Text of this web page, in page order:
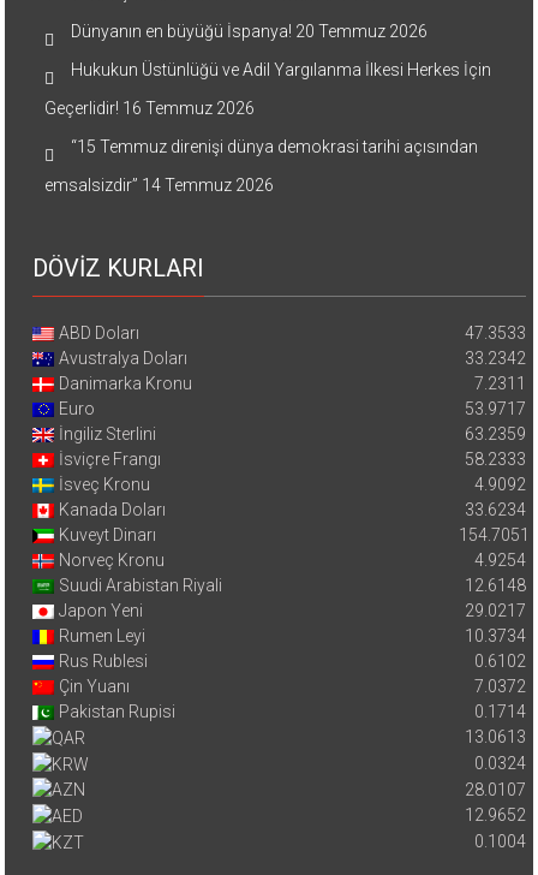
Dünyanın en büyüğü İspanya! 20 Temmuz 2026
Hukukun Üstünlüğü ve Adil Yargılanma İlkesi Herkes İçin
Geçerlidir! 16 Temmuz 2026
“15 Temmuz direnişi dünya demokrasi tarihi açısından
emsalsizdir” 14 Temmuz 2026
DÖVİZ KURLARI
ABD Doları
47.3533
Avustralya Doları
33.2342
Danimarka Kronu
7.2311
Euro
53.9717
İngiliz Sterlini
63.2359
İsviçre Frangı
58.2333
İsveç Kronu
4.9092
Kanada Doları
33.6234
Kuveyt Dinarı
154.7051
Norveç Kronu
4.9254
Suudi Arabistan Riyali
12.6148
Japon Yeni
29.0217
Rumen Leyi
10.3734
Rus Rublesi
0.6102
Çin Yuanı
7.0372
Pakistan Rupisi
0.1714
13.0613
0.0324
28.0107
12.9652
0.1004